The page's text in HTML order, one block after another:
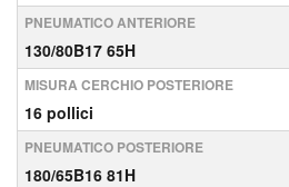
PNEUMATICO ANTERIORE
130/80B17 65H
MISURA CERCHIO POSTERIORE
16 pollici
PNEUMATICO POSTERIORE
180/65B16 81H